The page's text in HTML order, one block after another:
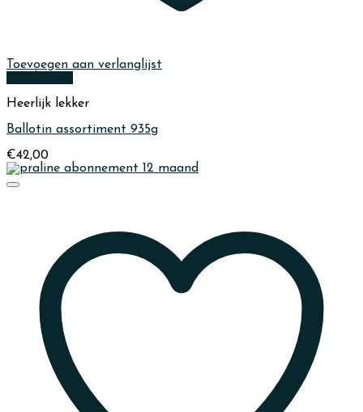
Toevoegen aan verlanglijst
Heerlijk lekker
Ballotin assortiment 935g
€42,00